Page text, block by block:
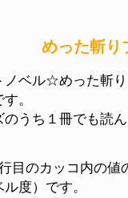
めった斬り
ノベル☆めった斬
。
のうち１冊でも読
目のカッコ内の値
度）です。